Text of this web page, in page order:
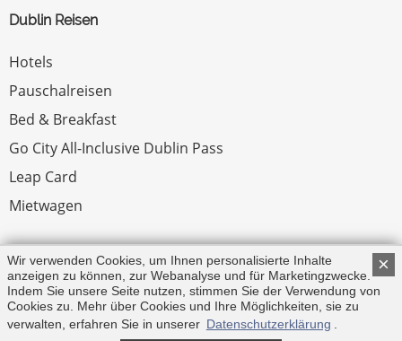
Dublin Reisen
Hotels
Pauschalreisen
Bed & Breakfast
Go City All-Inclusive Dublin Pass
Leap Card
Mietwagen
Rechtliches
Impressum
© Copyright 2026 by Irland.com
×
Wir verwenden Cookies, um Ihnen personalisierte Inhalte
anzeigen zu können, zur Webanalyse und für Marketingzwecke.
Indem Sie unsere Seite nutzen, stimmen Sie der Verwendung von
Cookies zu. Mehr über Cookies und Ihre Möglichkeiten, sie zu
verwalten, erfahren Sie in unserer Datenschutzerklärung